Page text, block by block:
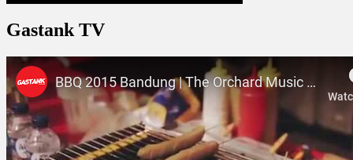
Gastank TV